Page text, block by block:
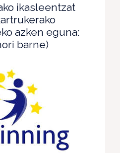
ikasleentzat
azken eguna:
barne)